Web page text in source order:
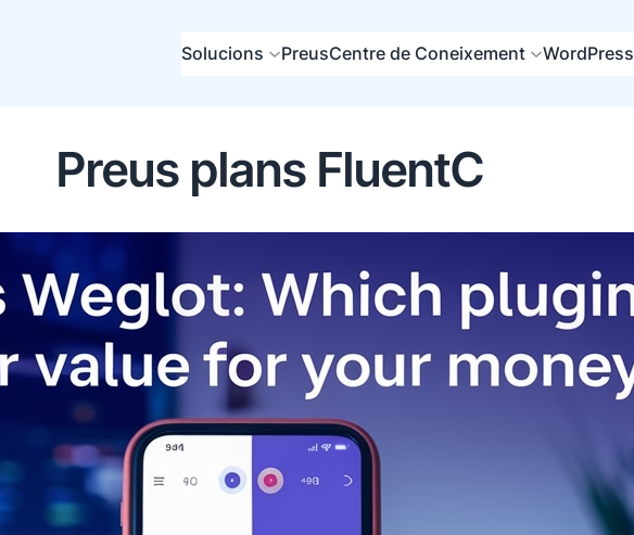
Solucions PreusCentre de Coneixement WordPress
Preus plans FluentC